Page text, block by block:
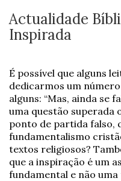
Actualidade
Inspirada
É possível que alguns
dedicarmos um
alguns: “Mas, ainda se
uma questão superada
ponto de partida falso,
fundamentalismo
textos religiosos?
que a inspiração é um
fundamental e não